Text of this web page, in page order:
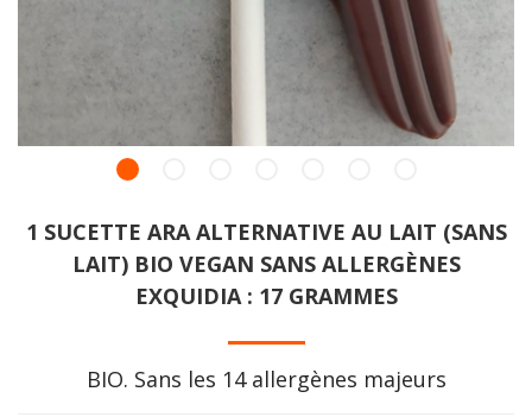
1 SUCETTE ARA ALTERNATIVE AU LAIT (SANS
LAIT) BIO VEGAN SANS ALLERGÈNES
EXQUIDIA : 17 GRAMMES
BIO. Sans les 14 allergènes majeurs